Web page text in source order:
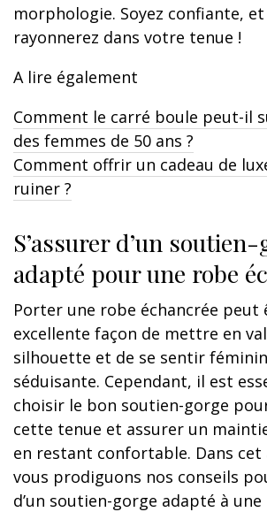
morphologie. Soyez confiante, et
rayonnerez dans votre tenue !
A lire également
Comment le carré boule peut-il
des femmes de 50 ans ?
Comment offrir un cadeau de
ruiner ?
S’assurer d’un
adapté pour une robe
Porter une robe échancrée peut
excellente façon de mettre en
silhouette et de se sentir
séduisante. Cependant, il est
choisir le bon soutien-gorge
cette tenue et assurer un
en restant confortable. Dans cet
vous prodiguons nos conseils
d’un soutien-gorge adapté à